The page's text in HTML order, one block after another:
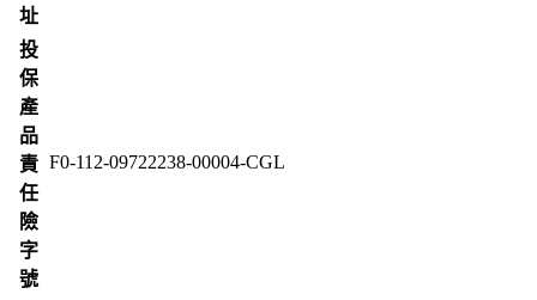
址
投
保
產
品
責
任
險
字
號
F0-112-09722238-00004-CGL